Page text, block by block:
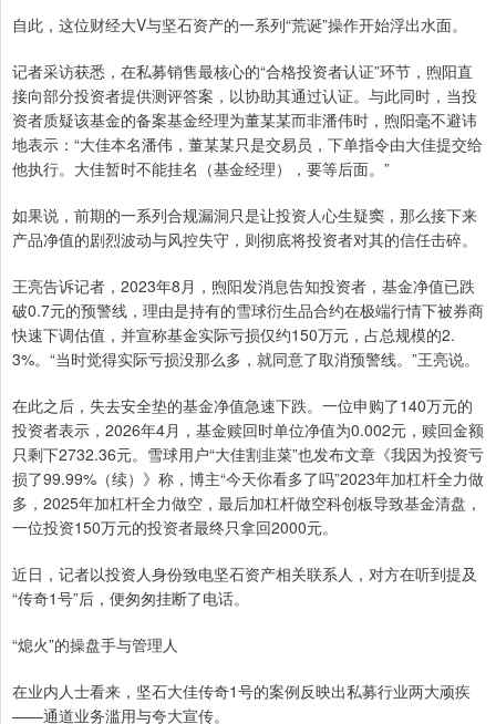
自此，这位财经大V与坚石资产的一系列“荒诞”操作开始浮出水面。
记者采访获悉，在私募销售最核心的“合格投资者认证”环节，煦阳直
接向部分投资者提供测评答案，以协助其通过认证。与此同时，当投
资者质疑该基金的备案基金经理为董某某而非潘伟时，煦阳毫不避讳
地表示：“大佳本名潘伟，董某某只是交易员，下单指令由大佳提交给
他执行。大佳暂时不能挂名（基金经理），要等后面。”
如果说，前期的一系列合规漏洞只是让投资人心生疑窦，那么接下来
产品净值的剧烈波动与风控失守，则彻底将投资者对其的信任击碎。
王亮告诉记者，2023年8月，煦阳发消息告知投资者，基金净值已跌
破0.7元的预警线，理由是持有的雪球衍生品合约在极端行情下被券商
快速下调估值，并宣称基金实际亏损仅约150万元，占总规模的2.
3%。“当时觉得实际亏损没那么多，就同意了取消预警线。”王亮说。
在此之后，失去安全垫的基金净值急速下跌。一位申购了140万元的
投资者表示，2026年4月，基金赎回时单位净值为0.002元，赎回金额
只剩下2732.36元。雪球用户“大佳割韭菜”也发布文章《我因为投资亏
损了99.99%（续）》称，博主“今天你看多了吗”2023年加杠杆全力做
多，2025年加杠杆全力做空，最后加杠杆做空科创板导致基金清盘，
一位投资150万元的投资者最终只拿回2000元。
近日，记者以投资人身份致电坚石资产相关联系人，对方在听到提及
“传奇1号”后，便匆匆挂断了电话。
“熄火”的操盘手与管理人
在业内人士看来，坚石大佳传奇1号的案例反映出私募行业两大顽疾
——通道业务滥用与夸大宣传。